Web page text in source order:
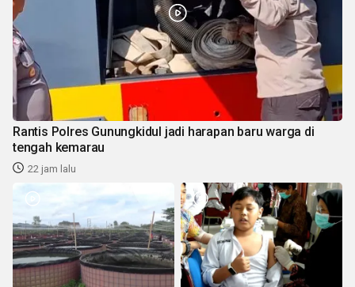
Rantis Polres Gunungkidul jadi harapan baru warga di
tengah kemarau
22 jam lalu